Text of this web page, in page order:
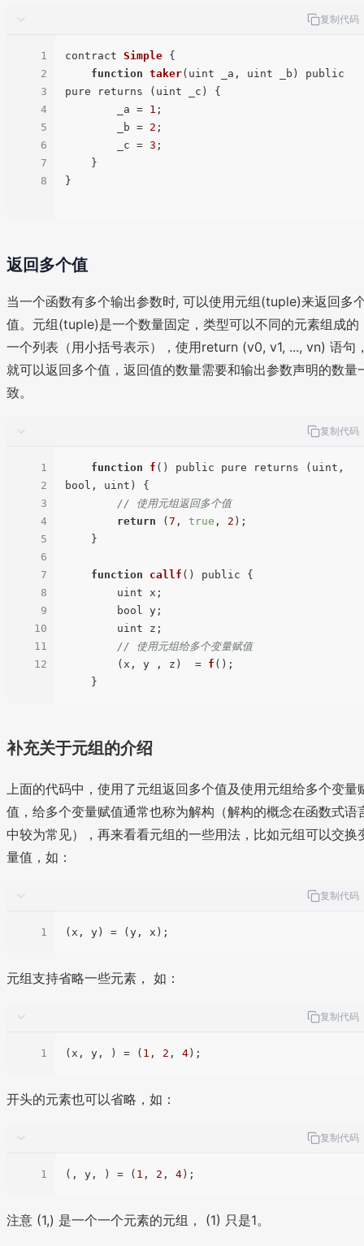
复制代码
1
2
3
4
5
6
7
8
contract Simple {
function taker( uint _a, uint _b ) public
pure returns (uint _c) {
        _a =
1 ;
        _b =
2 ;
        _c =
3 ;
}
返回多个值
当一个函数有多个输出参数时, 可以使用元组(tuple)来返回多
值。元组(tuple)是一个数量固定，类型可以不同的元素组成的
一个列表（用小括号表示），使用return (v0, v1, ..., vn) 语句
就可以返回多个值，返回值的数量需要和输出参数声明的数量
致。
复制代码
1
2
3
4
5
6
7
8
9
10
11
12
function f ( ) public pure returns (uint,
bool, uint) {
// 使用元组返回多个值
return ( 7 , true , 2 );
function callf ( ) public {
// 使用元组给多个变量赋值
        (x, y , z)  =
f ();
补充关于元组的介绍
上面的代码中，使用了元组返回多个值及使用元组给多个变量
值，给多个变量赋值通常也称为解构（解构的概念在函数式语
中较为常见），再来看看元组的一些用法，比如元组可以交换
量值，如：
复制代码
1
元组支持省略一些元素， 如：
复制代码
1 (x, y, ) = ( 1 , 2 , 4
开头的元素也可以省略，如：
复制代码
1 (, y, ) = ( 1 , 2 , 4
注意 (1,) 是一个一个元素的元组， (1) 只是1。